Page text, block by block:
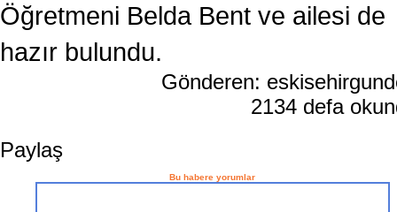
Öğretmeni Belda Bent ve ailesi de
hazır bulundu.
Gönderen:
2134 defa
Paylaş
Bu habere yorumlar